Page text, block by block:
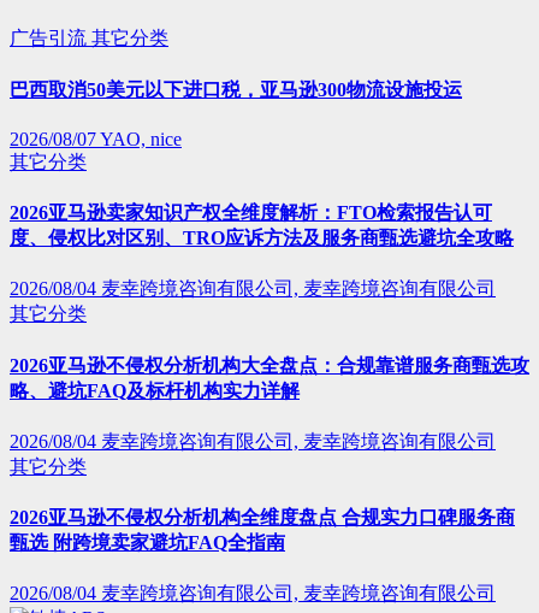
广告引流 其它分类
巴西取消50美元以下进口税，亚马逊300物流设施投运
2026/08/07YAO, nice
其它分类
2026亚马逊卖家知识产权全维度解析：FTO检索报告认可
度、侵权比对区别、TRO应诉方法及服务商甄选避坑全攻略
2026/08/04 麦幸跨境咨询有限公司, 麦幸跨境咨询有限公司
其它分类
2026亚马逊不侵权分析机构大全盘点：合规靠谱服务商甄选攻
略、避坑FAQ及标杆机构实力详解
2026/08/04 麦幸跨境咨询有限公司, 麦幸跨境咨询有限公司
其它分类
2026亚马逊不侵权分析机构全维度盘点 合规实力口碑服务商
甄选 附跨境卖家避坑FAQ全指南
2026/08/04 麦幸跨境咨询有限公司, 麦幸跨境咨询有限公司